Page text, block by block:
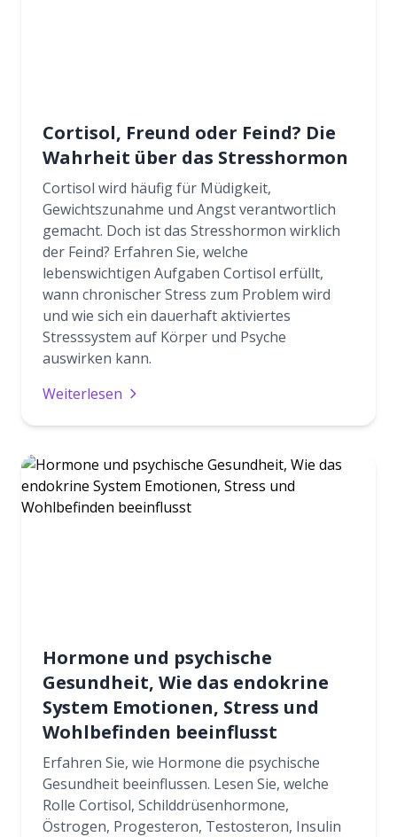
Cortisol, Freund oder Feind? Die
Wahrheit über das Stresshormon
Cortisol wird häufig für Müdigkeit,
Gewichtszunahme und Angst verantwortlich
gemacht. Doch ist das Stresshormon wirklich
der Feind? Erfahren Sie, welche
lebenswichtigen Aufgaben Cortisol erfüllt,
wann chronischer Stress zum Problem wird
und wie sich ein dauerhaft aktiviertes
Stresssystem auf Körper und Psyche
auswirken kann.
Weiterlesen
Hormone und psychische
Gesundheit, Wie das endokrine
System Emotionen, Stress und
Wohlbefinden beeinflusst
Erfahren Sie, wie Hormone die psychische
Gesundheit beeinflussen. Lesen Sie, welche
Rolle Cortisol, Schilddrüsenhormone,
Östrogen, Progesteron, Testosteron, Insulin